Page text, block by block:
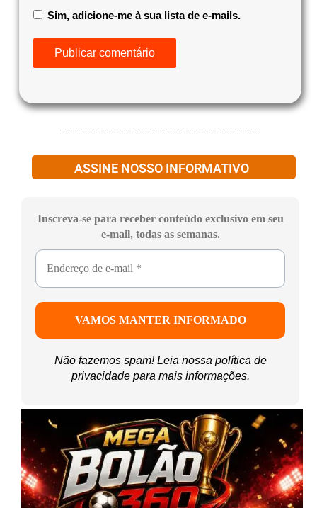
Sim, adicione-me à sua lista de e-mails.
ASSINE NOSSO INFORMATIVO
Inscreva-se para receber conteúdo exclusivo em seu
e-mail, todas as semanas.
Não fazemos spam! Leia nossa política de
privacidadepara mais informações.